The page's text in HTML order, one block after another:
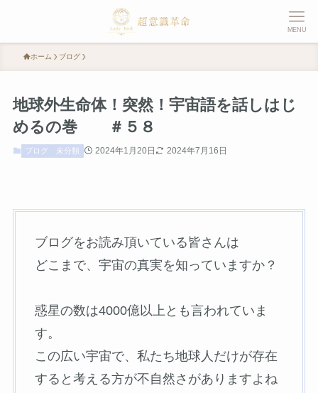
MENU
ホーム ブログ
地球外生命体！突然！宇宙語を話しはじ
めるの巻 ＃５８
ブログ 未分類 2024年1月20日 2024年7月16日
ブログをお読み頂いている皆さんは
どこまで、宇宙の真実を知っていますか？
惑星の数は4000億以上とも言われていま
す。
この広い宇宙で、私たち地球人だけが存在
すると考える方が不自然さがありますよね